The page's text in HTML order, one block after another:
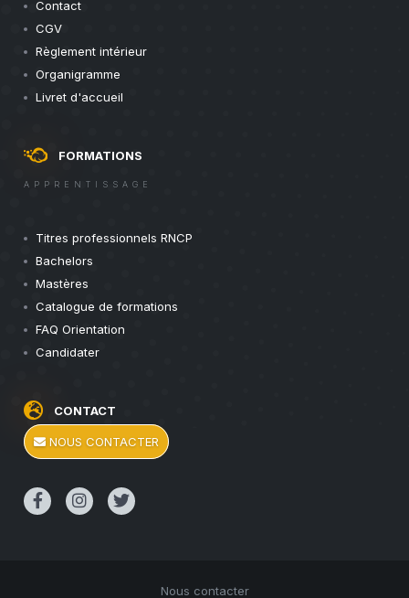
Contact
CGV
Règlement intérieur
Organigramme
Livret d'accueil
FORMATIONS
APPRENTISSAGE
Titres professionnels RNCP
Bachelors
Mastères
Catalogue de formations
FAQ Orientation
Candidater
CONTACT
NOUS CONTACTER
Nous contacter